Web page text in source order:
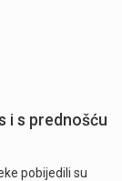
i s prednošću
pobijedili su